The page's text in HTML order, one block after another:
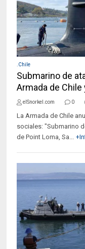
.Chile
Submarino de
Armada de Chile
elSnorkel.com 0
La Armada de Chile
sociales: "Submarino
de Point Loma, Sa...